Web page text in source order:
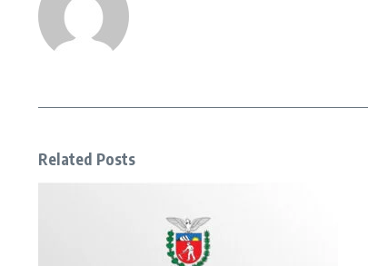
Related Posts